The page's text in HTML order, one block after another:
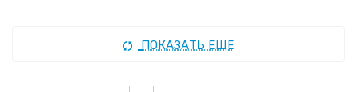
ПОКАЗАТЬ ЕЩЕ